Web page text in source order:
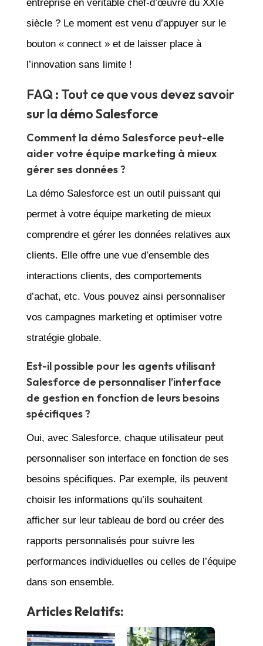
entreprise en véritable chef-d’œuvre du XXIe
siècle ? Le moment est venu d’appuyer sur le
bouton « connect » et de laisser place à
l’innovation sans limite !
FAQ : Tout ce que vous devez savoir
sur la démo Salesforce
Comment la démo Salesforce peut-elle
aider votre équipe marketing à mieux
gérer ses données ?
La démo Salesforce est un outil puissant qui
permet à votre équipe marketing de mieux
comprendre et gérer les données relatives aux
clients. Elle offre une vue d’ensemble des
interactions clients, des comportements
d’achat, etc. Vous pouvez ainsi personnaliser
vos campagnes marketing et optimiser votre
stratégie globale.
Est-il possible pour les agents utilisant
Salesforce de personnaliser l’interface
de gestion en fonction de leurs besoins
spécifiques ?
Oui, avec Salesforce, chaque utilisateur peut
personnaliser son interface en fonction de ses
besoins spécifiques. Par exemple, ils peuvent
choisir les informations qu’ils souhaitent
afficher sur leur tableau de bord ou créer des
rapports personnalisés pour suivre les
performances individuelles ou celles de l’équipe
dans son ensemble.
Articles Relatifs: